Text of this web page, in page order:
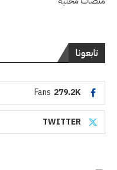
تابعونا
279.2K
Fans
TWITTER